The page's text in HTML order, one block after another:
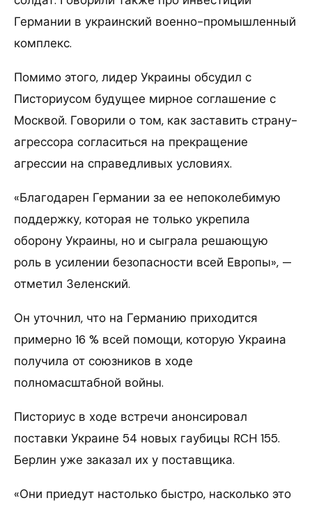
Германии в украинский военно-промышленный
комплекс.
Помимо этого, лидер Украины обсудил с
Писториусом будущее мирное соглашение с
Москвой. Говорили о том, как заставить страну-
агрессора согласиться на прекращение
агрессии на справедливых условиях.
«Благодарен Германии за ее непоколебимую
поддержку, которая не только укрепила
оборону Украины, но и сыграла решающую
роль в усилении безопасности всей Европы», —
отметил Зеленский.
Он уточнил, что на Германию приходится
примерно 16 % всей помощи, которую Украина
получила от союзников в ходе
полномасштабной войны.
Писториус в ходе встречи анонсировал
поставки Украине 54 новых гаубицы RCH 155.
Берлин уже заказал их у поставщика.
«Они приедут настолько быстро, насколько это